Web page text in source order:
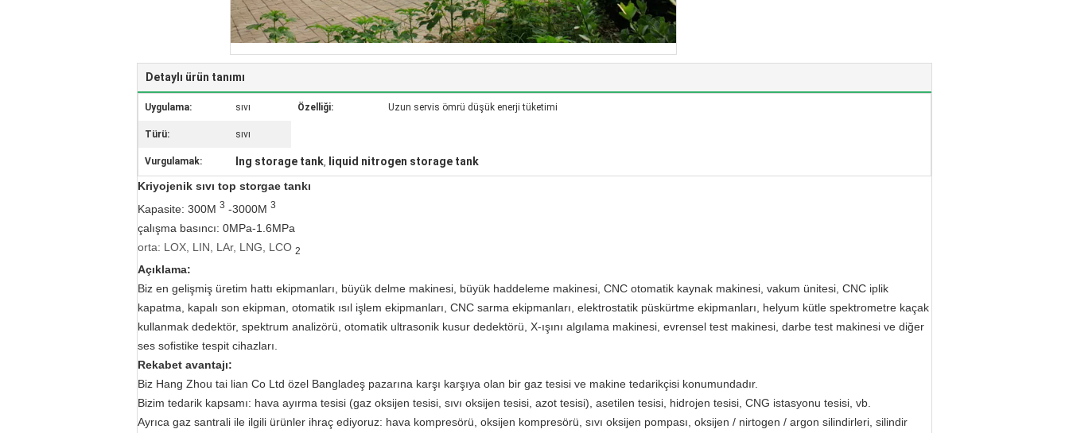
Detaylı ürün tanımı
Uygulama: sıvı Özelliği: Uzun servis ömrü düşük enerji tüketimi
Türü: sıvı
Vurgulamak: lng storage tank,
liquid nitrogen storage tank
Kriyojenik sıvı top storgae tankı
Kapasite: 300M 3 -3000M 3
çalışma basıncı: 0MPa-1.6MPa
orta: LOX, LIN, LAr, LNG, LCO 2
Açıklama:
Biz en gelişmiş üretim hattı ekipmanları, büyük delme makinesi, büyük haddeleme makinesi, CNC otomatik kaynak makinesi, vakum ünitesi, CNC iplik
kapatma, kapalı son ekipman, otomatik ısıl işlem ekipmanları, CNC sarma ekipmanları, elektrostatik püskürtme ekipmanları, helyum kütle spektrometre kaçak
kullanmak dedektör, spektrum analizörü, otomatik ultrasonik kusur dedektörü, X-ışını algılama makinesi, evrensel test makinesi, darbe test makinesi ve diğer
ses sofistike tespit cihazları.
Rekabet avantajı:
Biz Hang Zhou tai lian Co Ltd özel Bangladeş pazarına karşı karşıya olan bir gaz tesisi ve makine tedarikçisi konumundadır.
Bizim tedarik kapsamı: hava ayırma tesisi (gaz oksijen tesisi, sıvı oksijen tesisi, azot tesisi), asetilen tesisi, hidrojen tesisi, CNG istasyonu tesisi, vb.
Ayrıca gaz santrali ile ilgili ürünler ihraç ediyoruz: hava kompresörü, oksijen kompresörü, sıvı oksijen pompası, oksijen / nirtogen / argon silindirleri, silindir